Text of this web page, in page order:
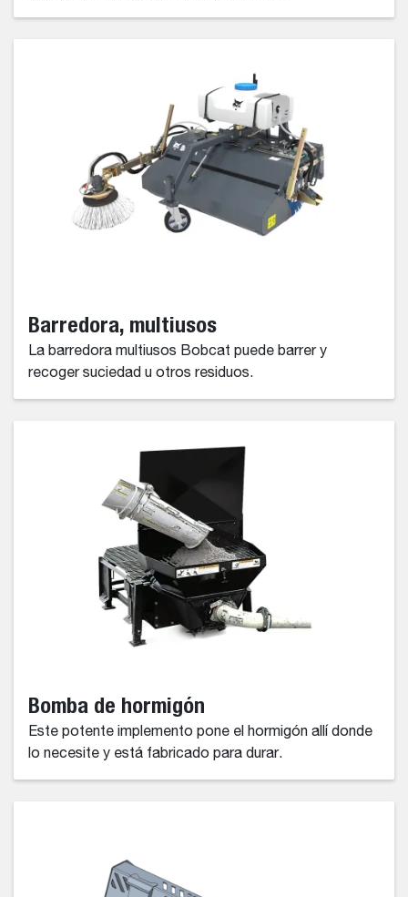
Barredora, multiusos
La barredora multiusos Bobcat puede barrer y
recoger suciedad u otros residuos.
Bomba de hormigón
Este potente implemento pone el hormigón allí donde
lo necesite y está fabricado para durar.